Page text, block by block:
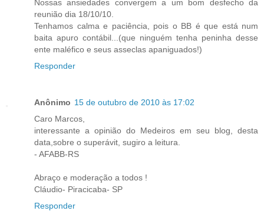
Nossas ansiedades convergem a um bom desfecho da
reunião dia 18/10/10.
Tenhamos calma e paciência, pois o BB é que está num
baita apuro contábil...(que ninguém tenha peninha desse
ente maléfico e seus asseclas apaniguados!)
Responder
Anônimo 15 de outubro de 2010 às 17:02
Caro Marcos,
interessante a opinião do Medeiros em seu blog, desta
data,sobre o superávit, sugiro a leitura.
- AFABB-RS
Abraço e moderação a todos !
Cláudio- Piracicaba- SP
Responder